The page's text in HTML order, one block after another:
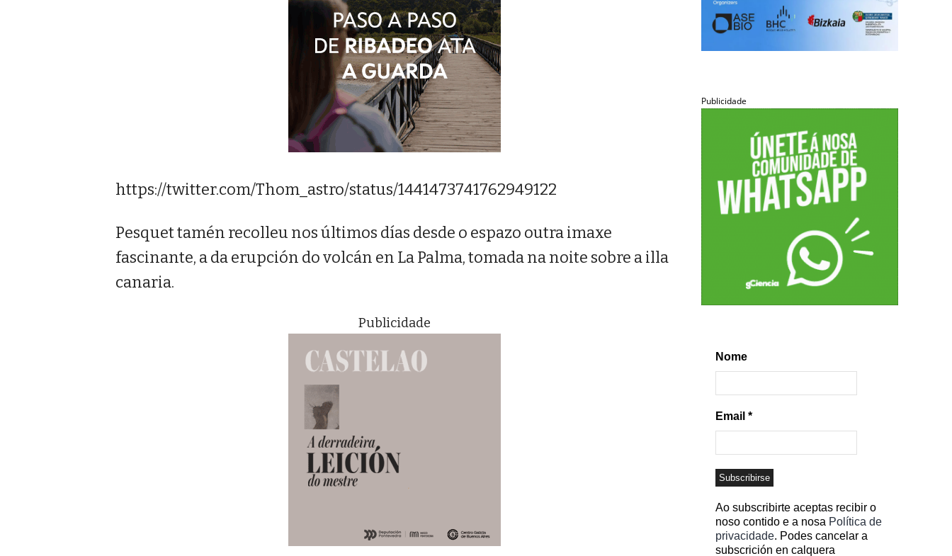
https://twitter.com/Thom_astro/status/1441473741762949122
Pesquet tamén recolleu nos últimos días desde o espazo outra imaxe
fascinante, a da erupción do volcán en La Palma, tomada na noite sobre a illa
canaria.
Publicidade
Publicidade
Nome
Email *
Ao subscribirte aceptas recibir o
noso contido e a nosa Política de
privacidade. Podes cancelar a
subscrición en calquera